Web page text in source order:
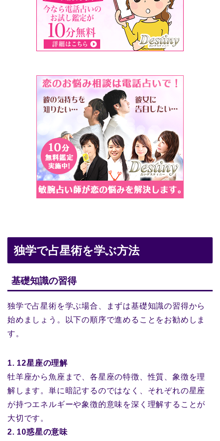
独学で占星術を学ぶ方法
基礎知識の習得
独学で占星術を学ぶ場合、まずは基礎知識の習得から
始めましょう。以下の順序で進めることをお勧めしま
す。
1. 12星座の理解
牡羊座から魚座まで、各星座の特徴、性質、象徴を理
解します。単に暗記するのではなく、それぞれの星座
が持つエネルギーや象徴的意味を深く理解することが
大切です。
2. 10惑星の意味